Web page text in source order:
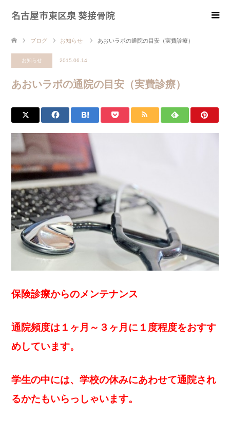
名古屋市東区泉 葵接骨院
ブログ お知らせ あおいラボの通院の目安（実費診療）
お知らせ 2015.06.14
あおいラボの通院の目安（実費診療）
保険診療からのメンテナンス
通院頻度は１ヶ月～３ヶ月に１度程度をおすす
めしています。
学生の中には、学校の休みにあわせて通院され
るかたもいらっしゃいます。